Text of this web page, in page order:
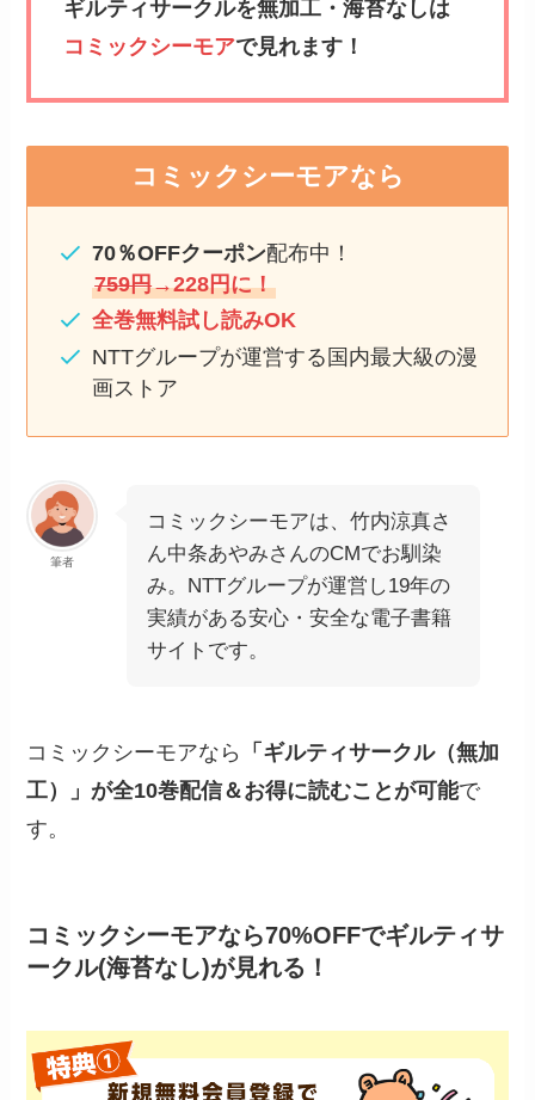
ギルティサークルを無加工・海苔なしは
コミックシーモアで見れます！
コミックシーモアなら
70％OFFクーポン配布中！
759円→228円に！
全巻無料試し読みOK
NTTグループが運営する国内最大級の漫
画ストア
筆者
コミックシーモアは、竹内涼真さ
ん中条あやみさんのCMでお馴染
み。NTTグループが運営し19年の
実績がある安心・安全な電子書籍
サイトです。
コミックシーモアなら
「ギルティサークル（無加
工）」が全10巻配信＆お得に読むことが可能で
す。
コミックシーモアなら70%OFFでギルティサ
ークル(海苔なし)が見れる！